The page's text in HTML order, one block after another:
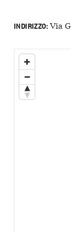
INDIRIZZO:Via